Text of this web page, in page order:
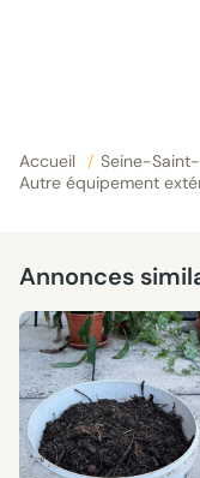
Accueil / Seine-
Autre équipement
Annonces